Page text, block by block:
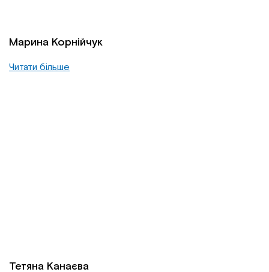
Марина Корнійчук
Читати більше
Тетяна Канаєва